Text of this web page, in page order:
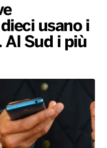
2026
TV
usano i
Al Sud i più